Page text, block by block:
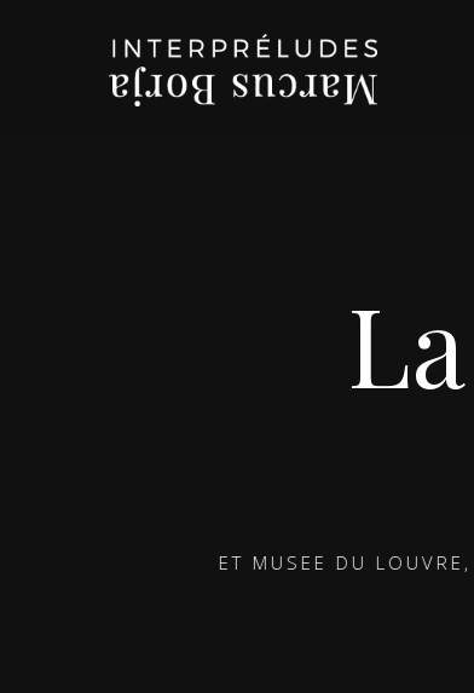
ET MUSEE DU LOUVRE, FEVRIER-